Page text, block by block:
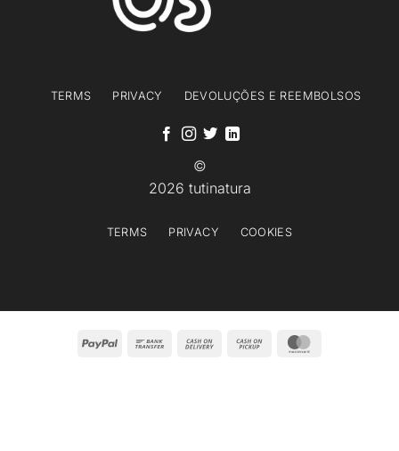
TERMS PRIVACY DEVOLUÇÕES E REEMBOLSOS
©
2026 tutinatura
TERMS PRIVACY COOKIES
PayPal
Bank
Cash
Cash